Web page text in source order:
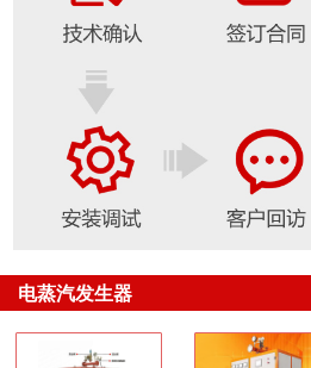
电蒸汽发生器